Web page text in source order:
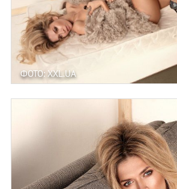
ФОТО: XXL.UA